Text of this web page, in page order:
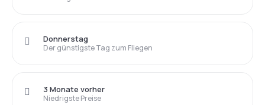
Der günstigste Tag zum Fliegen
Donnerstag
Niedrigste Preise
3 Monate vorher